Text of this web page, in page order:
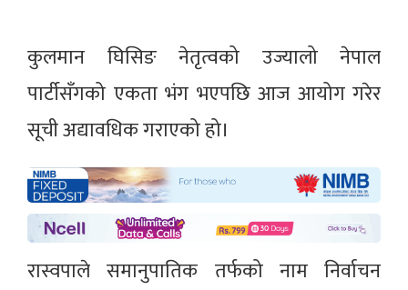
कुलमान घिसिङ नेतृत्वको उज्यालो नेपाल
पार्टीसँगको एकता भंग भएपछि आज आयोग गरेर
सूची अद्यावधिक गराएको हो।
रास्वपाले समानुपातिक तर्फको नाम निर्वाचन